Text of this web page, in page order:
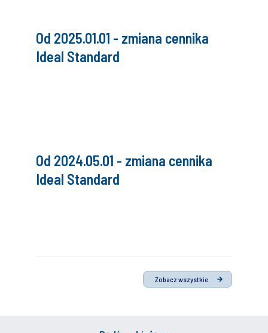
Od 2025.01.01 - zmiana cennika
Ideal Standard
Od 2024.05.01 - zmiana cennika
Ideal Standard
Zobacz wszystkie